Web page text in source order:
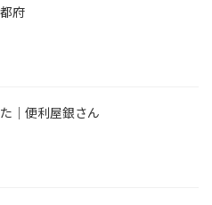
府
｜便利屋銀さん